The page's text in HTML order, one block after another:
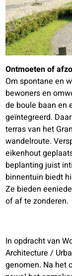
Ontmoeten of
Om spontane en
bewoners en
de boule baan en
geïntegreerd.
terras van het
wandelroute.
eikenhout
beplanting juist
binnentuin biedt
Ze bieden
of af te zonderen.
In opdracht van
Architecture /
genomen. Na het